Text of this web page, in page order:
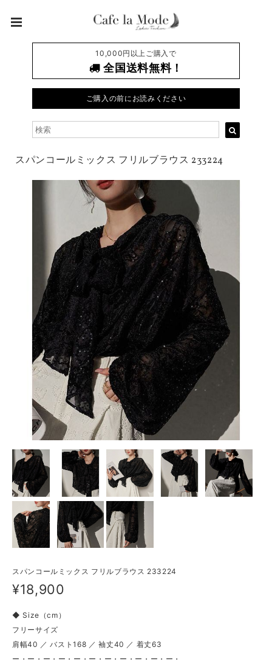
10,000円以上ご購入で
全国送料無料！
ご購入の前にお読みください
スパンコールミックス フリルブラウス 233224
スパンコールミックス フリルブラウス 233224
¥18,900
◆ Size（cm）
フリーサイズ
肩幅40 ／ バスト168 ／ 袖丈40 ／ 着丈63
ー・ー・ー・ー・ー・ー・ー・ー・ー・ー・ー・